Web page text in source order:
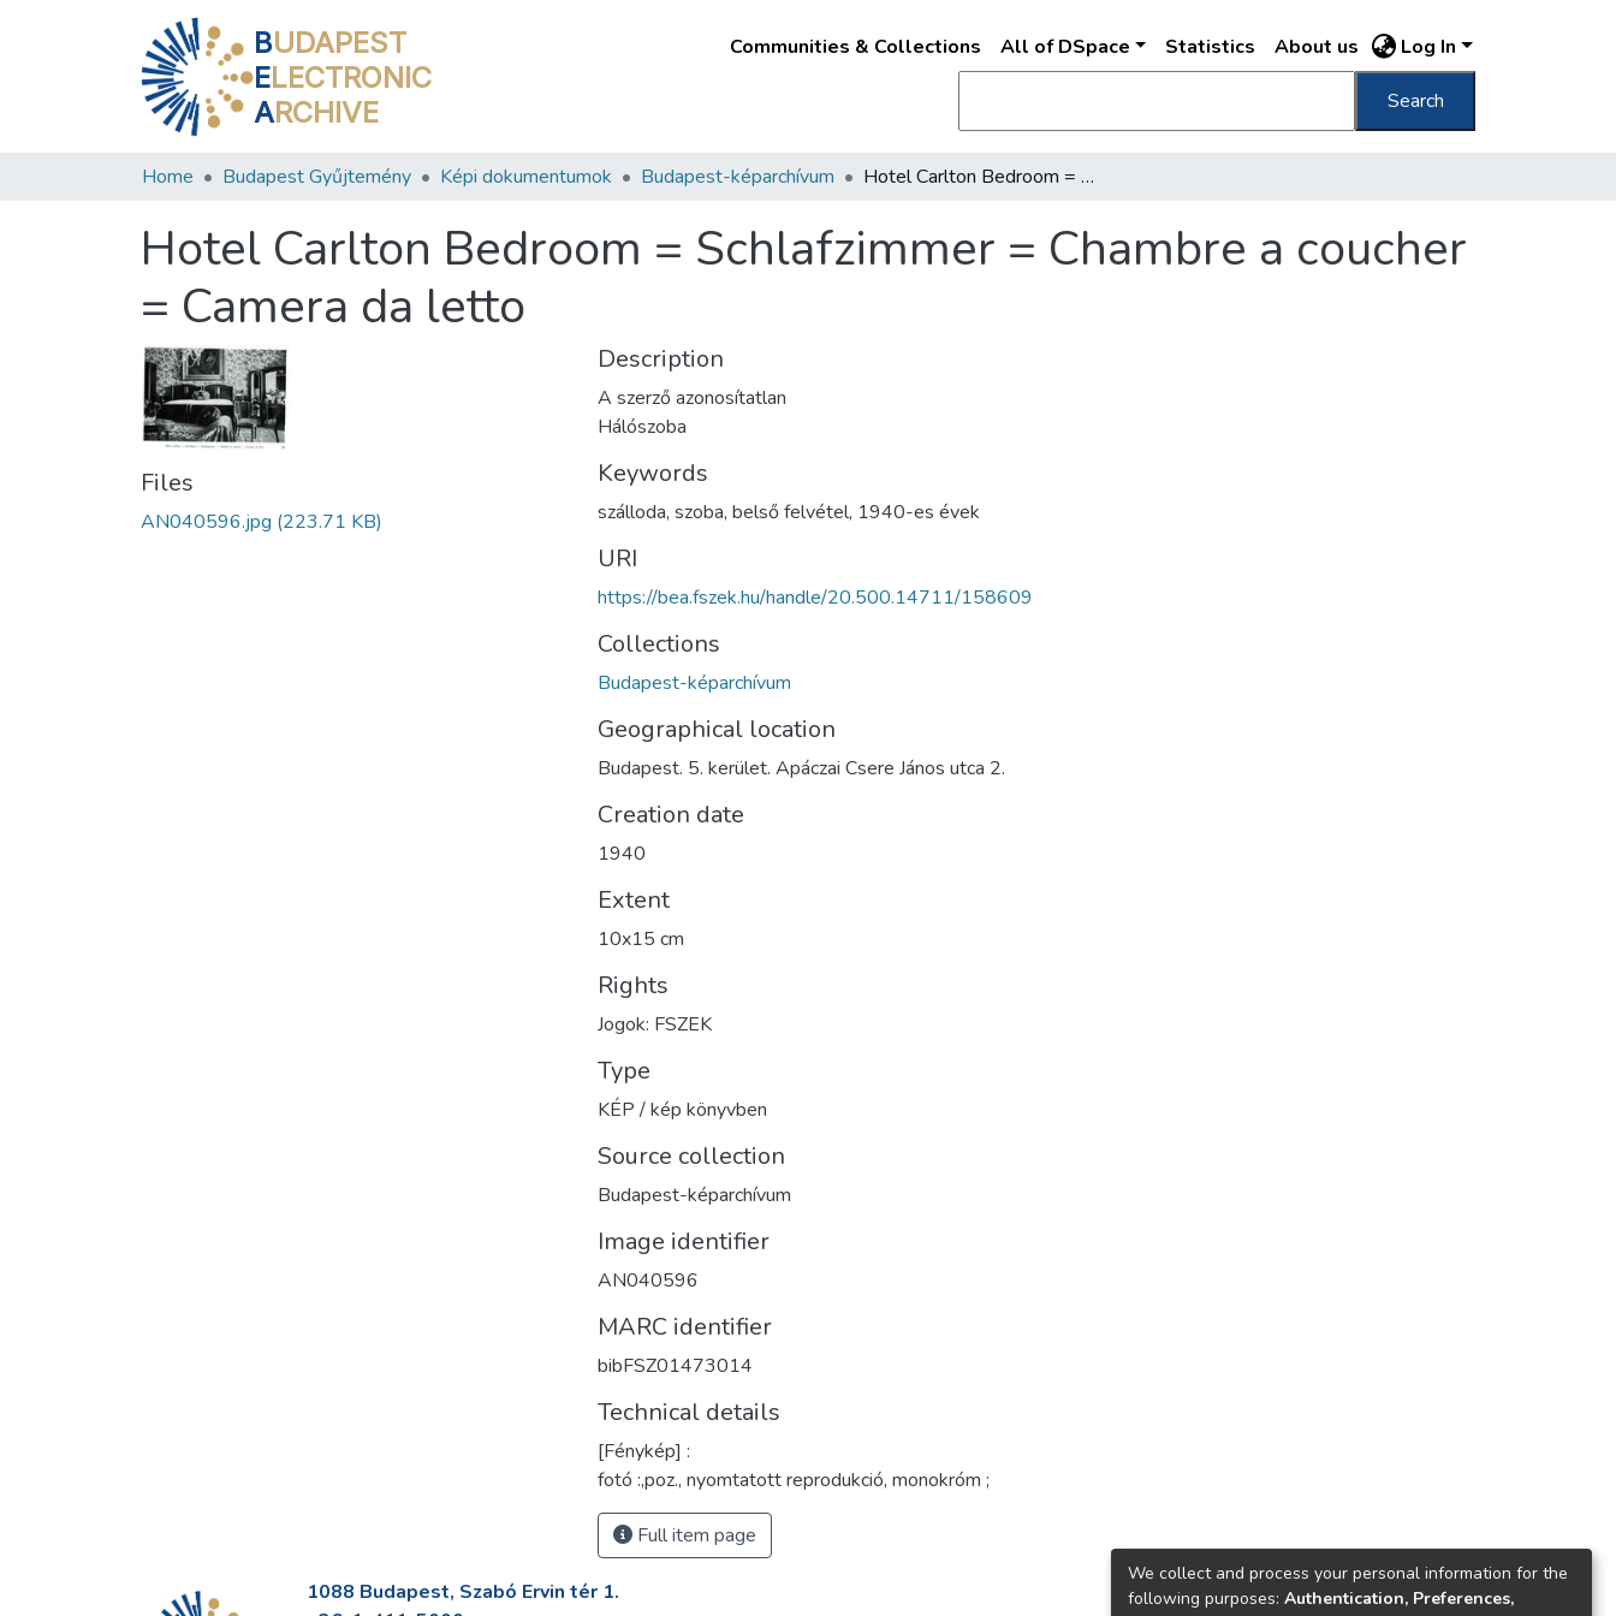
BUDAPEST
ELECTRONIC
ARCHIVE
Communities & Collections All of DSpace Statistics About us Log In
Search
Home Budapest Gyűjtemény Képi dokumentumok Budapest-képarchívum Hotel Carlton Bedroom = Schlafzimmer = Chambre a coucher = Camera da letto
Hotel Carlton Bedroom = Schlafzimmer = Chambre a coucher
= Camera da letto
Files
AN040596.jpg (223.71 KB)
Description
A szerző azonosítatlan
Hálószoba
Keywords
szálloda, szoba, belső felvétel, 1940-es évek
URI
https://bea.fszek.hu/handle/20.500.14711/158609
Collections
Budapest-képarchívum
Geographical location
Budapest. 5. kerület. Apáczai Csere János utca 2.
Creation date
1940
Extent
10x15 cm
Rights
Jogok: FSZEK
Type
KÉP / kép könyvben
Source collection
Budapest-képarchívum
Image identifier
AN040596
MARC identifier
bibFSZ01473014
Technical details
[Fénykép] :
fotó :,poz., nyomtatott reprodukció, monokróm ;
Full item page
1088 Budapest, Szabó Ervin tér 1.
We collect and process your personal information for the
following purposes: Authentication, Preferences,